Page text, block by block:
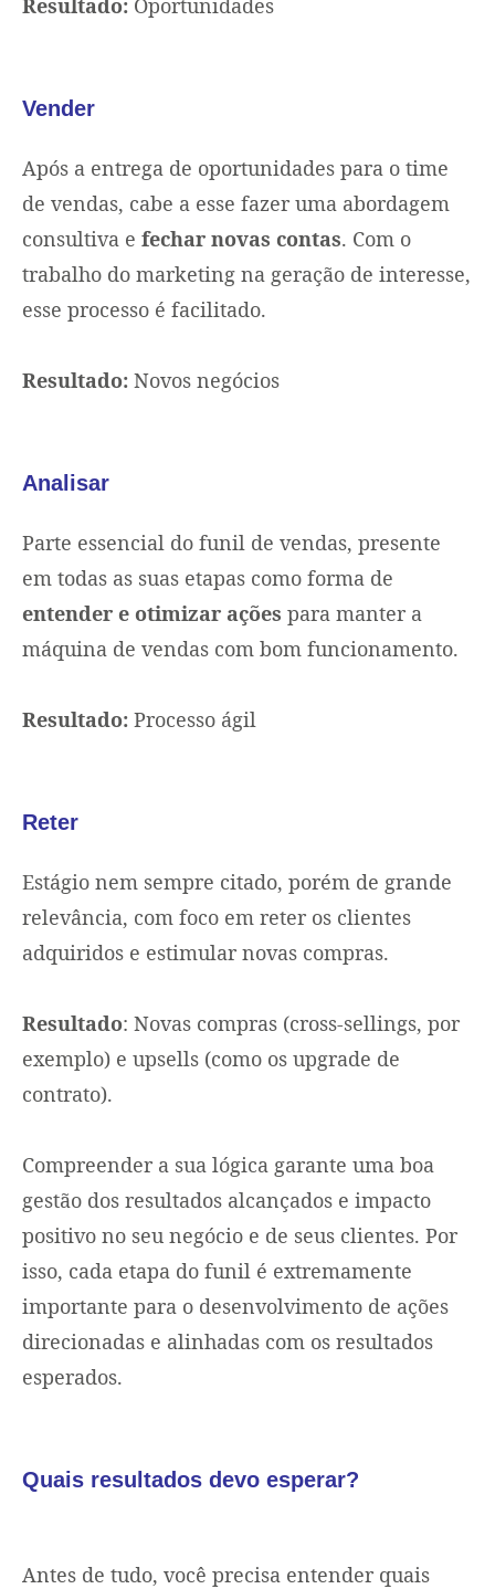
Resultado: Oportunidades
Vender
Após a entrega de oportunidades para o time
de vendas, cabe a esse fazer uma abordagem
consultiva e fechar novas contas. Com o
trabalho do marketing na geração de interesse,
esse processo é facilitado.
Resultado: Novos negócios
Analisar
Parte essencial do funil de vendas, presente
em todas as suas etapas como forma de
entender e otimizar ações para manter a
máquina de vendas com bom funcionamento.
Resultado: Processo ágil
Reter
Estágio nem sempre citado, porém de grande
relevância, com foco em reter os clientes
adquiridos e estimular novas compras.
Resultado: Novas compras (cross-sellings, por
exemplo) e upsells (como os upgrade de
contrato).
Compreender a sua lógica garante uma boa
gestão dos resultados alcançados e impacto
positivo no seu negócio e de seus clientes. Por
isso, cada etapa do funil é extremamente
importante para o desenvolvimento de ações
direcionadas e alinhadas com os resultados
esperados.
Quais resultados devo esperar?
Antes de tudo, você precisa entender quais